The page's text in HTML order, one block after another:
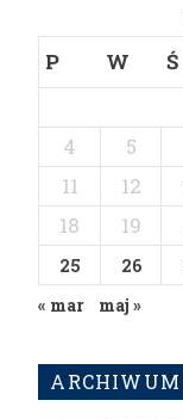
P
W Ś
4
5
11
12
18
19
25 26
« mar maj »
ARCHIWUM